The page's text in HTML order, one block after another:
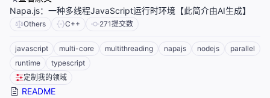
Napa.js：一种多线程JavaScript运行时环境【此简介由AI生成】
Others C++ 271提交数
javascript multi-core multithreading napajs nodejs
parallel
runtime
typescript
定制我的领域
README